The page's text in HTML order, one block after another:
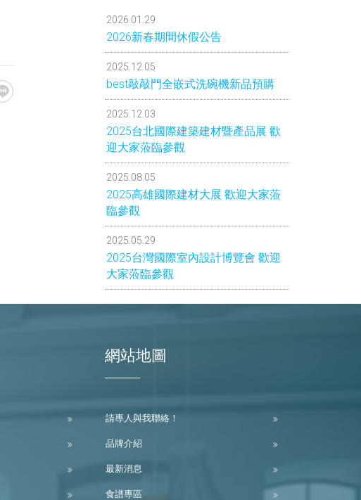
2026.01.29
2026新春期間休假公告
2025.12.05
best敲敲門全嵌式洗碗機新品預購
2025.12.03
2025台北國際建築建材暨產品展 歡
迎大家蒞臨參觀
2025.08.05
2025高雄國際建材大展 歡迎大家蒞
臨參觀
2025.05.29
2025台灣國際室內設計博覽會 歡迎
大家蒞臨參觀
網站地圖
請專人與我聯絡！
品牌介紹
最新消息
食譜專區